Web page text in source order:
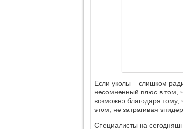
Если уколы – слишком
несомненный плюс в том,
возможно благодаря тому,
этом, не затрагивая
Специалисты на